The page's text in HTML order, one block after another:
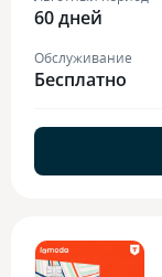
60 дней
Обслуживание
Бесплатно